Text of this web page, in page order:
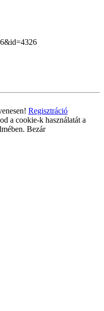
Regisztráció
a cookie-k használatát a
Bezár